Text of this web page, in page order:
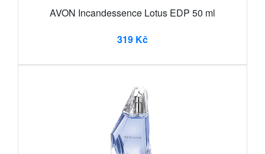
AVON Incandessence Lotus EDP 50 ml
319 Kč